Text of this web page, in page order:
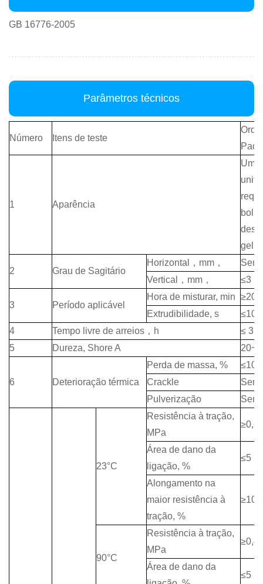
GB 16776-2005
Parâmetros técnicos
Número Itens de teste
1 Aparência
Uma
gel
2 Grau de Sagitário
Horizontal ， mm ，
Sem
Vertical
， mm ， ≤3
3 Período aplicável
Hora de misturar, min ≥20
Extrudibilidade, s
≤10
4
Tempo livre de arreios ， h
≤ 3
5
Dureza, Shore A
6 Deterioração térmica
Perda de massa, %
≤10
Crackle
Sem
Pulverização
Sem
23°C
Resistência à tração,
MPa
Área de dano da
ligação, %
≤5
Alongamento na
maior resistência à
tração, %
≥100
90°C
Resistência à tração,
MPa
Área de dano da
≤5